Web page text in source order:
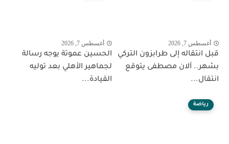
أغسطس 7, 2026
قبل انتقاله إلى طرابزون التركي
بشهر.. آلان مصطفى يتوقع
انتقال...
أغسطس 7, 2026
الحسين عموتة يوجه رسالة
لجماهير الأهلي بعد توليه
القيادة...
رياضة